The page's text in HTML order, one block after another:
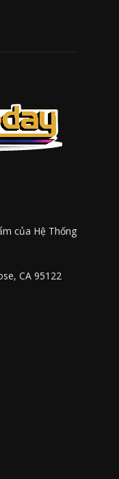
của Hệ Thống
CA 95122